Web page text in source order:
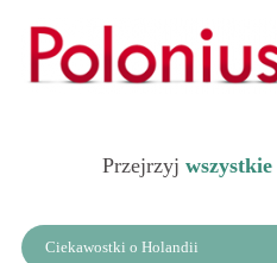
Przejrzyj
Ciekawostki o Holandii